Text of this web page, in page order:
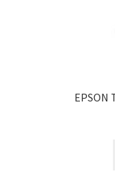
EPSON